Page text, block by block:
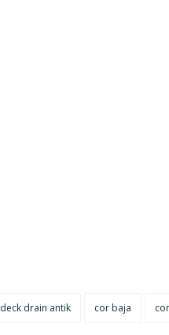
cor baja
deck drain antik